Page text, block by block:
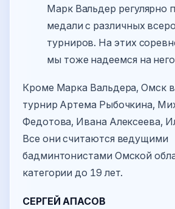
Марк Вальдер регулярно
медали с различных
турниров. На этих
мы тоже надеемся на
Кроме Марка Вальдера, Омск
турнир Артема Рыбочкина,
Федотова, Ивана Алексеева,
Все они считаются ведущими
бадминтонистами Омской
категории до 19 лет.
СЕРГЕЙ АПАСОВ